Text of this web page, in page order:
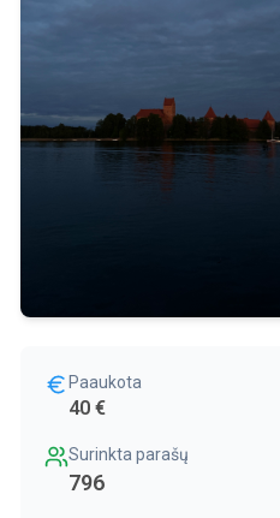
Paaukota
40 €
Surinkta parašų
796